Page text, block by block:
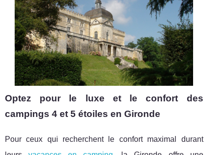
Optez pour le luxe et le confort des
campings 4 et 5 étoiles en Gironde
Pour ceux qui recherchent le confort maximal durant